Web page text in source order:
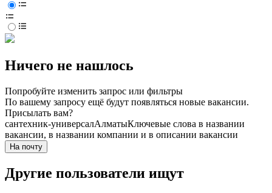
Ничего не нашлось
Попробуйте изменить запрос или фильтры
По вашему запросу ещё будут появляться новые вакансии.
Присылать вам?
сантехник-универсалАлматыКлючевые слова в названии
вакансии, в названии компании и в описании вакансии
На почту
Другие пользователи ищут